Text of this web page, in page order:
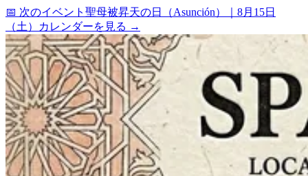
📅 次のイベント 聖母被昇天の日（Asunción）
8月15日
（土）
カレンダーを見る →